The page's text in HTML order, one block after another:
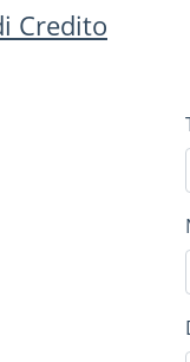
Credito